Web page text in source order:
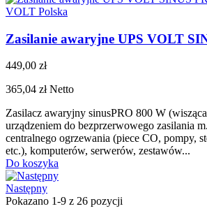
VOLT Polska
Zasilanie awaryjne UPS VOLT
449,00 zł
365,04 złNetto
Zasilacz awaryjny sinusPRO 800 W
urządzeniem do bezprzerwowego zasilania
centralnego ogrzewania (piece CO, pompy,
etc.), komputerów, serwerów, zestawów...
Do koszyka
Następny
Pokazano 1-9 z 26 pozycji